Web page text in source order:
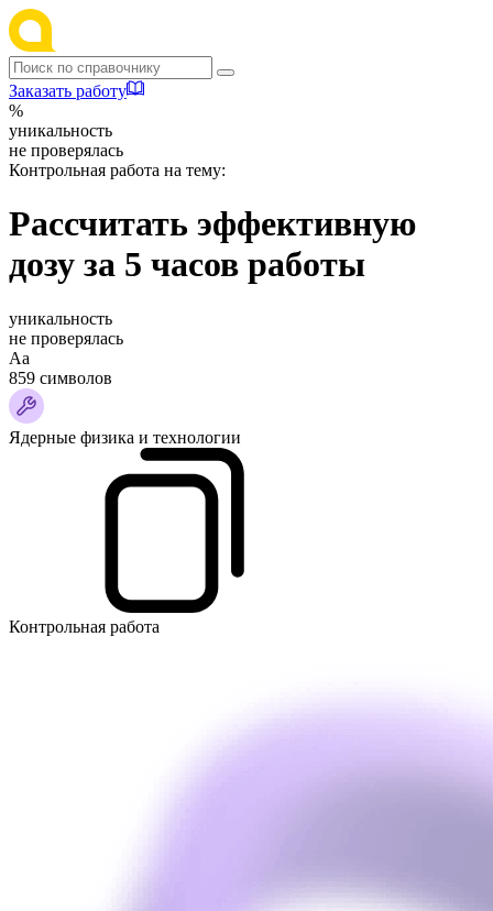
Заказать работу
%
уникальность
не проверялась
Контрольная работа на тему:
Рассчитать эффективную
дозу за 5 часов работы
уникальность
не проверялась
Аа
859 символов
Ядерные физика и технологии
Контрольная работа